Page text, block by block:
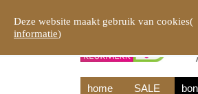
home SALE
Deze website maakt gebruik van cookies(
informatie)